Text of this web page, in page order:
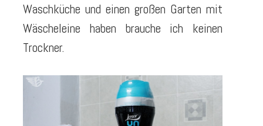
Waschküche und einen großen Garten mit
Wäscheleine haben brauche ich keinen
Trockner.